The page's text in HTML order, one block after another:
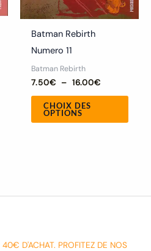
Batman Rebirth
Numero 11
Batman Rebirth
7.50€ – 16.00€
CHOIX DES
OPTIONS
sur
40€ D'ACHAT. PROFITEZ DE NOS